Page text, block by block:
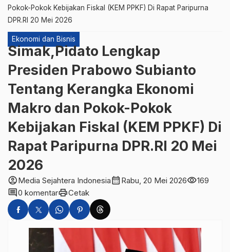
Pokok-Pokok Kebijakan Fiskal (KEM PPKF) Di Rapat Paripurna
DPR.RI 20 Mei 2026
Ekonomi dan Bisnis
Simak,Pidato Lengkap
Presiden Prabowo Subianto
Tentang Kerangka Ekonomi
Makro dan Pokok-Pokok
Kebijakan Fiskal (KEM PPKF) Di
Rapat Paripurna DPR.RI 20 Mei
2026
account_circleMedia Sejahtera Indonesiacalendar_month Rabu, 20 Mei 2026visibility169
comment0 komentarprintCetak